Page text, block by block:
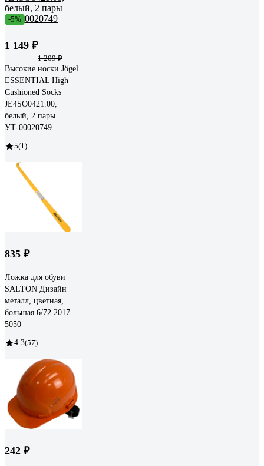
-5%
1 149 ₽
1 209 ₽
Высокие носки Jögel
ESSENTIAL High
Cushioned Socks
JE4SO0421.00,
белый, 2 пары
УТ-00020749
5(1)
835 ₽
Ложка для обуви
SALTON Дизайн
металл, цветная,
большая 6/72 2017
5050
4.3(57)
242 ₽